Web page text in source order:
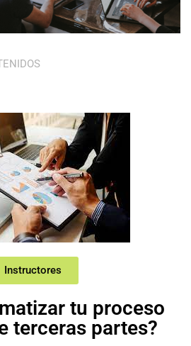
Instructores
tu proceso
terceras partes?